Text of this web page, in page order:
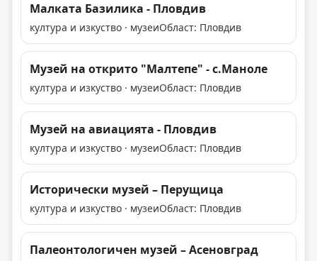
Малката Базилика - Пловдив
култура и изкуство · музеиОбласт: Пловдив
Музей на открито "Малтепе" - с.Маноле
култура и изкуство · музеиОбласт: Пловдив
Музей на авиацията - Пловдив
култура и изкуство · музеиОбласт: Пловдив
Исторически музей – Перущица
култура и изкуство · музеиОбласт: Пловдив
Палеонтологичен музей – Асеновград